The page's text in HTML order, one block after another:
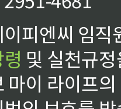
피엔씨 임
및 실천규
마이 라이프